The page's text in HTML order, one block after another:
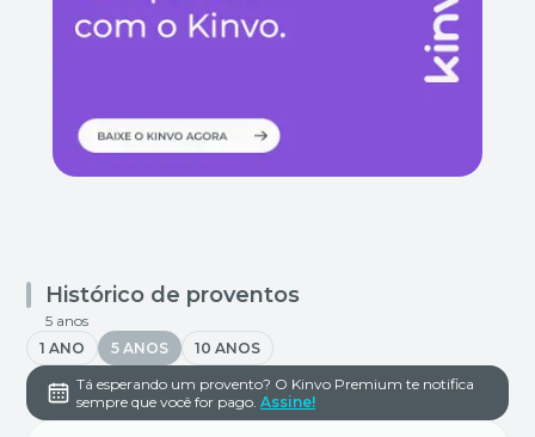
Histórico de proventos
5 anos
1 ANO
5 ANOS
10 ANOS
Tá esperando um provento? O Kinvo Premium te notifica
sempre que você for pago. Assine!